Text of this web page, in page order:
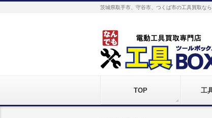
茨城県取手市、守谷市、つくば市の工具買取な
TOP 工